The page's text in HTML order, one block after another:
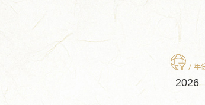
2026